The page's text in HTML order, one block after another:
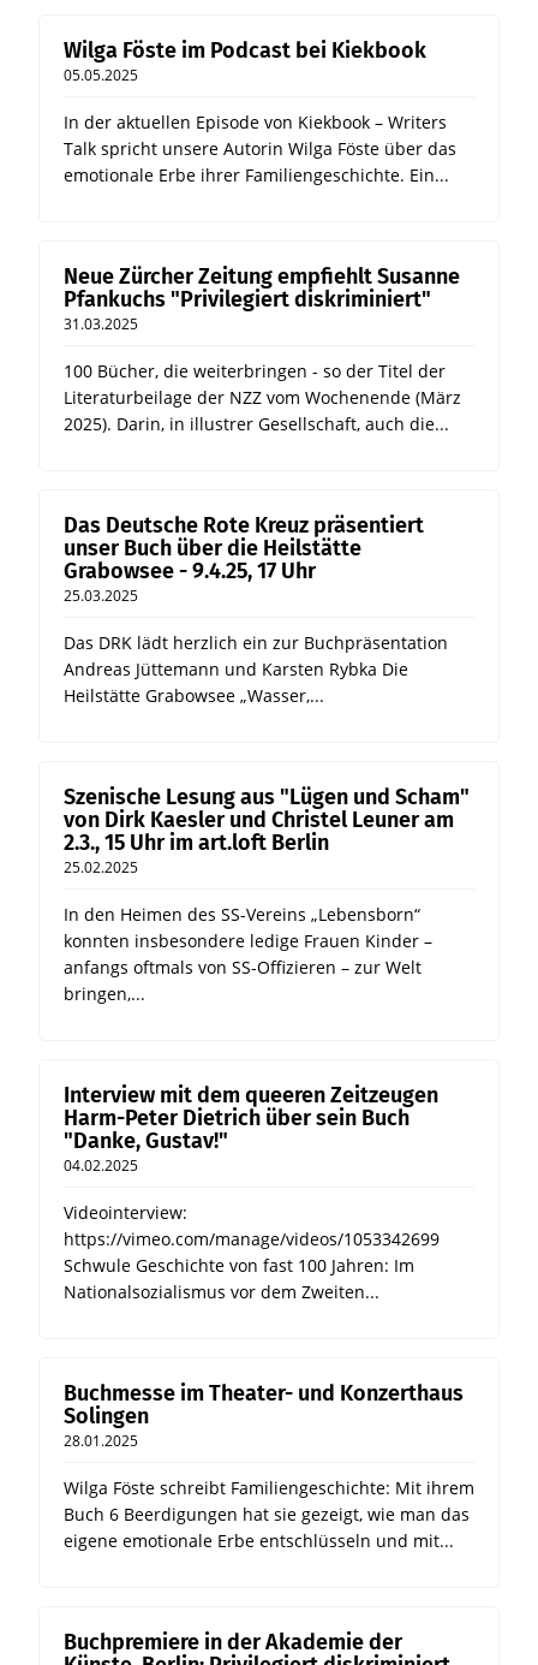
Wilga Föste im Podcast bei Kiekbook
05.05.2025
In der aktuellen Episode von Kiekbook – Writers
Talk spricht unsere Autorin Wilga Föste über das
emotionale Erbe ihrer Familiengeschichte. Ein...
Neue Zürcher Zeitung empfiehlt Susanne
Pfankuchs "Privilegiert diskriminiert"
31.03.2025
100 Bücher, die weiterbringen - so der Titel der
Literaturbeilage der NZZ vom Wochenende (März
2025). Darin, in illustrer Gesellschaft, auch die...
Das Deutsche Rote Kreuz präsentiert
unser Buch über die Heilstätte
Grabowsee - 9.4.25, 17 Uhr
25.03.2025
Das DRK lädt herzlich ein zur Buchpräsentation
Andreas Jüttemann und Karsten Rybka Die
Heilstätte Grabowsee „Wasser,...
Szenische Lesung aus "Lügen und Scham"
von Dirk Kaesler und Christel Leuner am
2.3., 15 Uhr im art.loft Berlin
25.02.2025
In den Heimen des SS-Vereins „Lebensborn“
konnten insbesondere ledige Frauen Kinder –
anfangs oftmals von SS-Offizieren – zur Welt
bringen,...
Interview mit dem queeren Zeitzeugen
Harm-Peter Dietrich über sein Buch
"Danke, Gustav!"
04.02.2025
Videointerview:
https://vimeo.com/manage/videos/1053342699
Schwule Geschichte von fast 100 Jahren: Im
Nationalsozialismus vor dem Zweiten...
Buchmesse im Theater- und Konzerthaus
Solingen
28.01.2025
Wilga Föste schreibt Familiengeschichte: Mit ihrem
Buch 6 Beerdigungen hat sie gezeigt, wie man das
eigene emotionale Erbe entschlüsseln und mit...
Buchpremiere in der Akademie der